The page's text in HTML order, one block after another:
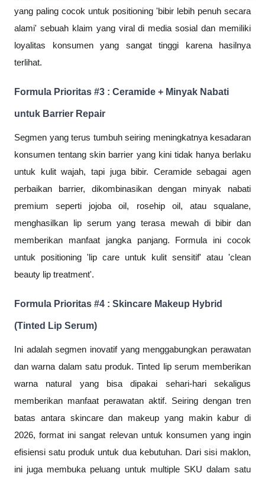
yang paling cocok untuk positioning 'bibir lebih penuh secara
alami' sebuah klaim yang viral di media sosial dan memiliki
loyalitas konsumen yang sangat tinggi karena hasilnya
terlihat.
Formula Prioritas #3 : Ceramide + Minyak Nabati
untuk Barrier Repair
Segmen yang terus tumbuh seiring meningkatnya kesadaran
konsumen tentang skin barrier yang kini tidak hanya berlaku
untuk kulit wajah, tapi juga bibir. Ceramide sebagai agen
perbaikan barrier, dikombinasikan dengan minyak nabati
premium seperti jojoba oil, rosehip oil, atau squalane,
menghasilkan lip serum yang terasa mewah di bibir dan
memberikan manfaat jangka panjang. Formula ini cocok
untuk positioning 'lip care untuk kulit sensitif' atau 'clean
beauty lip treatment'.
Formula Prioritas #4 : Skincare Makeup Hybrid
(Tinted Lip Serum)
Ini adalah segmen inovatif yang menggabungkan perawatan
dan warna dalam satu produk. Tinted lip serum memberikan
warna natural yang bisa dipakai sehari-hari sekaligus
memberikan manfaat perawatan aktif. Seiring dengan tren
batas antara skincare dan makeup yang makin kabur di
2026, format ini sangat relevan untuk konsumen yang ingin
efisiensi satu produk untuk dua kebutuhan. Dari sisi maklon,
ini juga membuka peluang untuk multiple SKU dalam satu